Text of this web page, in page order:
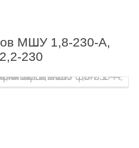
МШУ 1,8-230-А,
230